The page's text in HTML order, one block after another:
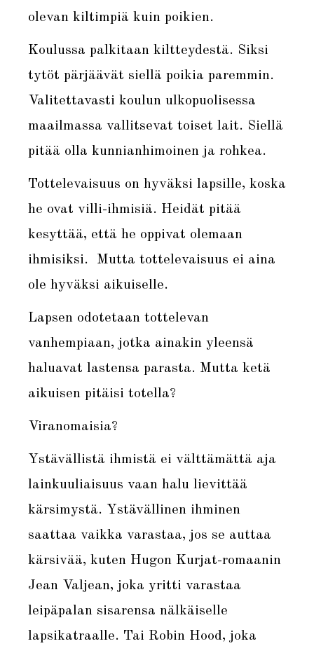
olevan kiltimpiä kuin poikien.
Koulussa palkitaan kiltteydestä. Siksi
tytöt pärjäävät siellä poikia paremmin.
Valitettavasti koulun ulkopuolisessa
maailmassa vallitsevat toiset lait. Siellä
pitää olla kunnianhimoinen ja rohkea.
Tottelevaisuus on hyväksi lapsille, koska
he ovat villi-ihmisiä. Heidät pitää
kesyttää, että he oppivat olemaan
ihmisiksi. Mutta tottelevaisuus ei aina
ole hyväksi aikuiselle.
Lapsen odotetaan tottelevan
vanhempiaan, jotka ainakin yleensä
haluavat lastensa parasta. Mutta ketä
aikuisen pitäisi totella?
Viranomaisia?
Ystävällistä ihmistä ei välttämättä aja
lainkuuliaisuus vaan halu lievittää
kärsimystä. Ystävällinen ihminen
saattaa vaikka varastaa, jos se auttaa
kärsivää, kuten Hugon Kurjat-romaanin
Jean Valjean, joka yritti varastaa
leipäpalan sisarensa nälkäiselle
lapsikatraalle. Tai Robin Hood, joka